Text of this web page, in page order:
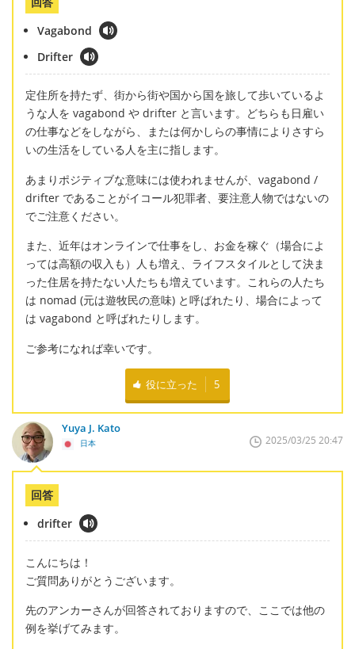
Vagabond
Drifter
定住所を持たず、街から街や国から国を旅して歩いているよ
うな人を vagabond や drifter と言います。どちらも日雇い
の仕事などをしながら、または何かしらの事情によりさすら
いの生活をしている人を主に指します。
あまりポジティブな意味には使われませんが、vagabond /
drifter であることがイコール犯罪者、要注意人物ではないの
でご注意ください。
また、近年はオンラインで仕事をし、お金を稼ぐ（場合によ
っては高額の収入も）人も増え、ライフスタイルとして決ま
った住居を持たない人たちも増えています。これらの人たち
は nomad (元は遊牧民の意味) と呼ばれたり、場合によって
は vagabond と呼ばれたりします。
ご参考になれば幸いです。
役に立った 5
Yuya J. Kato
日本 2025/03/25 20:47
回答
drifter
こんにちは！
ご質問ありがとうございます。
先のアンカーさんが回答されておりますので、ここでは他の
例を挙げてみます。